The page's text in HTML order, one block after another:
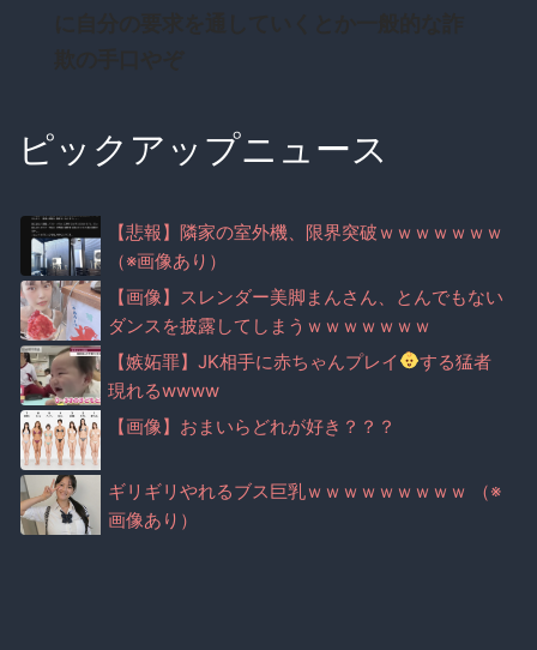
ピックアップニュース
【悲報】隣家の室外機、限界突破ｗｗｗｗｗｗｗ
（※画像あり）
【画像】スレンダー美脚まんさん、とんでもない
ダンスを披露してしまうｗｗｗｗｗｗｗ
【嫉妬罪】JK相手に赤ちゃんプレイ
する猛者
現れるwwww
【画像】おまいらどれが好き？？？
ギリギリやれるブス巨乳ｗｗｗｗｗｗｗｗｗ （※
画像あり）